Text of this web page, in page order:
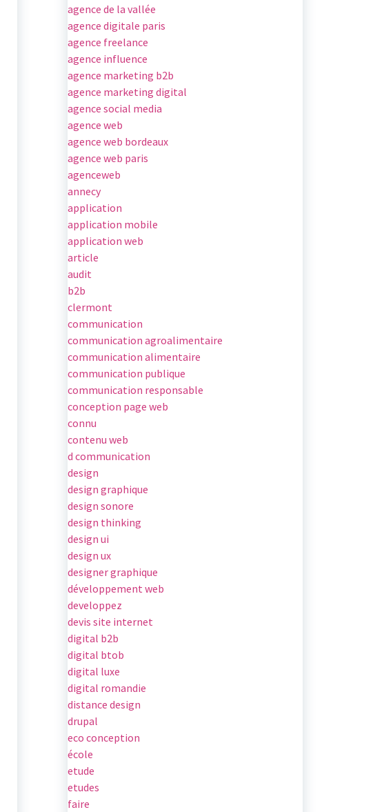
agence de la vallée
agence digitale paris
agence freelance
agence influence
agence marketing b2b
agence marketing digital
agence social media
agence web
agence web bordeaux
agence web paris
agenceweb
annecy
application
application mobile
application web
article
audit
b2b
clermont
communication
communication agroalimentaire
communication alimentaire
communication publique
communication responsable
conception page web
connu
contenu web
d communication
design
design graphique
design sonore
design thinking
design ui
design ux
designer graphique
développement web
developpez
devis site internet
digital b2b
digital btob
digital luxe
digital romandie
distance design
drupal
eco conception
école
etude
etudes
faire